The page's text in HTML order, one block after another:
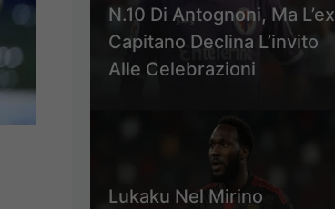
N.10 Di Antognoni, Ma L’ex
Capitano Declina L’invito
Alle Celebrazioni
Lukaku Nel Mirino